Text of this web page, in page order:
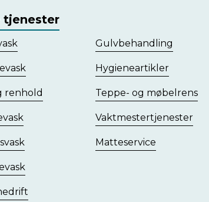
tjenester
renhold
Gulvbehandling
Hygieneartikler
Teppe- og møbelrens
Vaktmester­tjenester
Matteservice